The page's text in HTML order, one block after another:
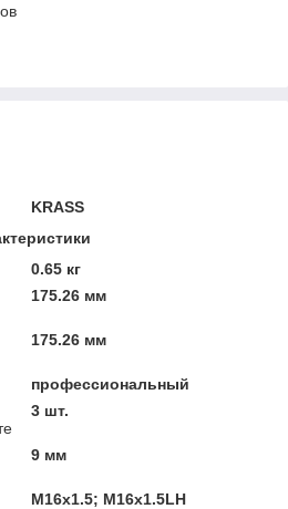
KRASS
0.65 кг
175.26 мм
175.26 мм
профессиональный
3 шт.
9 мм
М16х1.5; М16х1.5LH